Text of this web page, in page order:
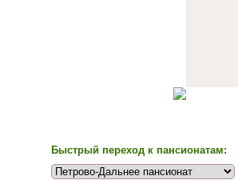
Быстрый переход к пансионатам: